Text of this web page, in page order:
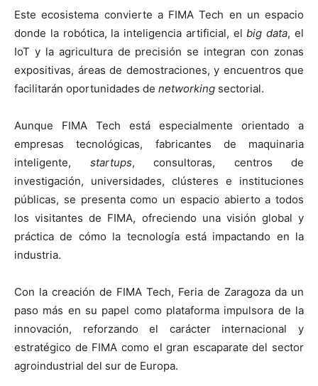
Este ecosistema convierte a FIMA Tech en un espacio
donde la robótica, la inteligencia artificial, elbig data, el
IoT y la agricultura de precisión se integran con zonas
expositivas, áreas de demostraciones, y encuentros que
facilitarán oportunidades de networking sectorial.
Aunque FIMA Tech está especialmente orientado a
empresas tecnológicas, fabricantes de maquinaria
inteligente, startups, consultoras, centros de
investigación, universidades, clústeres e instituciones
públicas, se presenta como un espacio abierto a todos
los visitantes de FIMA, ofreciendo una visión global y
práctica de cómo la tecnología está impactando en la
industria.
Con la creación de FIMA Tech, Feria de Zaragoza da un
paso más en su papel como plataforma impulsora de la
innovación, reforzando el carácter internacional y
estratégico de FIMA como el gran escaparate del sector
agroindustrial del sur de Europa.